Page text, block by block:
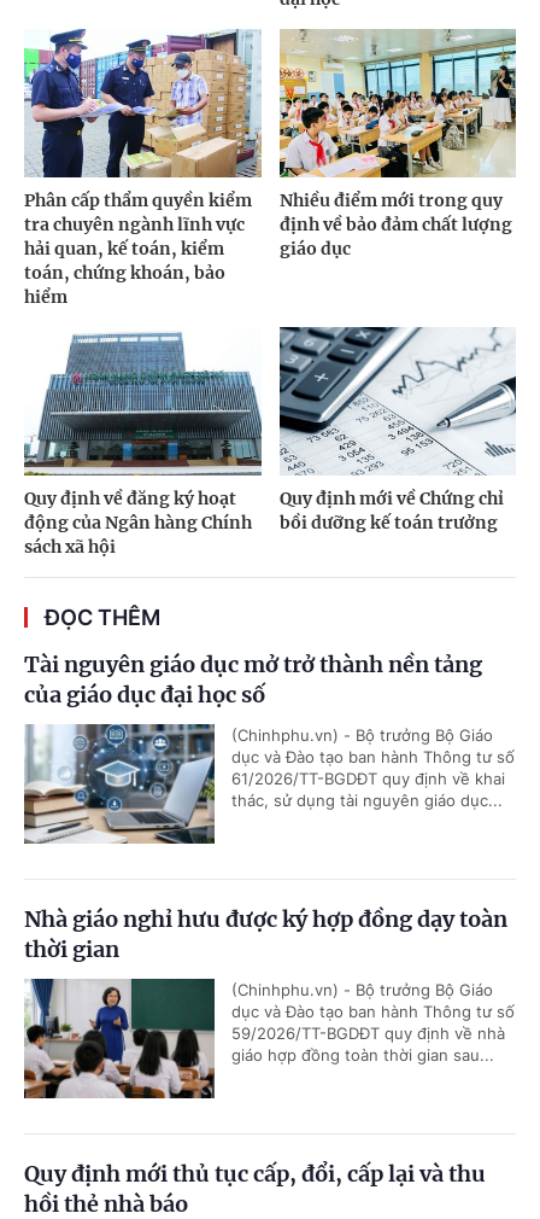
Phân cấp thẩm quyền kiểm
tra chuyên ngành lĩnh vực
hải quan, kế toán, kiểm
toán, chứng khoán, bảo
hiểm
Nhiều điểm mới trong quy
định về bảo đảm chất lượng
giáo dục
Quy định về đăng ký hoạt
động của Ngân hàng Chính
sách xã hội
Quy định mới về Chứng chỉ
bồi dưỡng kế toán trưởng
ĐỌC THÊM
Tài nguyên giáo dục mở trở thành nền tảng
của giáo dục đại học số
(Chinhphu.vn) - Bộ trưởng Bộ Giáo
dục và Đào tạo ban hành Thông tư số
61/2026/TT-BGDĐT quy định về khai
thác, sử dụng tài nguyên giáo dục...
Nhà giáo nghỉ hưu được ký hợp đồng dạy toàn
thời gian
(Chinhphu.vn) - Bộ trưởng Bộ Giáo
dục và Đào tạo ban hành Thông tư số
59/2026/TT-BGDĐT quy định về nhà
giáo hợp đồng toàn thời gian sau...
Quy định mới thủ tục cấp, đổi, cấp lại và thu
hồi thẻ nhà báo